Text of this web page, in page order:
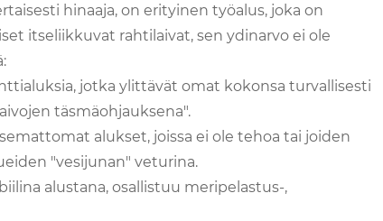
hinaaja, on erityinen työalus, joka on
itseliikkuvat rahtilaivat, sen ydinarvo ei ole
jotka ylittävät omat kokonsa turvallisesti
täsmäohjauksena".
alukset, joissa ei ole tehoa tai joiden
"vesijunan" veturina.
alustana, osallistuu meripelastus-,